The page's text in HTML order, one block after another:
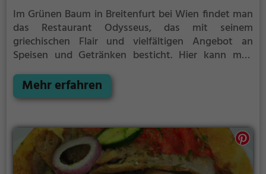
Im Grünen Baum in Breitenfurt bei Wien findet man
das Restaurant Odysseus, das mit seinem
griechischen Flair und vielfältigen Angebot an
Speisen und Getränken besticht. Hier kann man
Speisen genießen. Auch Veganer und Vegetarier
kommen auf ihre Kosten, da das Restaurant eine
anbietet. Darüber hinaus lädt das Odysseus im
Grünen Baum zum ausgiebigen Brunchen ein.
Tauche ein in die Atmosphäre, spüre das Ambiente
und genieße die kulinarischen Köstlichkeiten.
Mehr erfahren